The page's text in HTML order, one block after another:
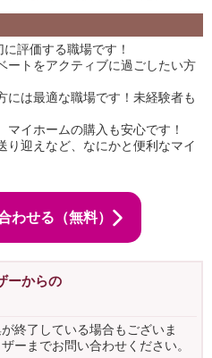
評価する職場です！
トをアクティブに過ごしたい方
は最適な職場です！未経験者も
イホームの購入も安心です！
迎えなど、なにかと便利なマイ
わせる（無料）
ーからの
終了している場合もございま
ーまでお問い合わせください。